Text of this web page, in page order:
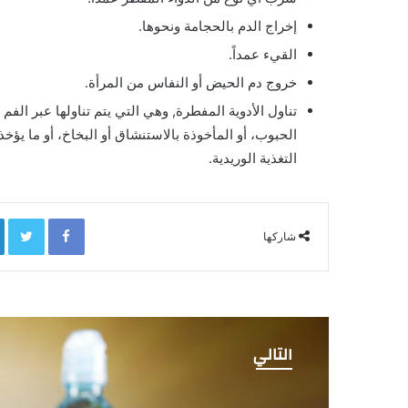
إخراج الدم بالحجامة ونحوها.
القيء عمداً.
خروج دم الحيض أو النفاس من المرأة.
تناول الأدوية المفطرة, وهي التي يتم تناولها عبر
الحبوب، أو المأخوذة بالاستنشاق أو البخاخ، أو ما
التغذية الوريدية.
شاركها
Facebook
Twitter
التالي